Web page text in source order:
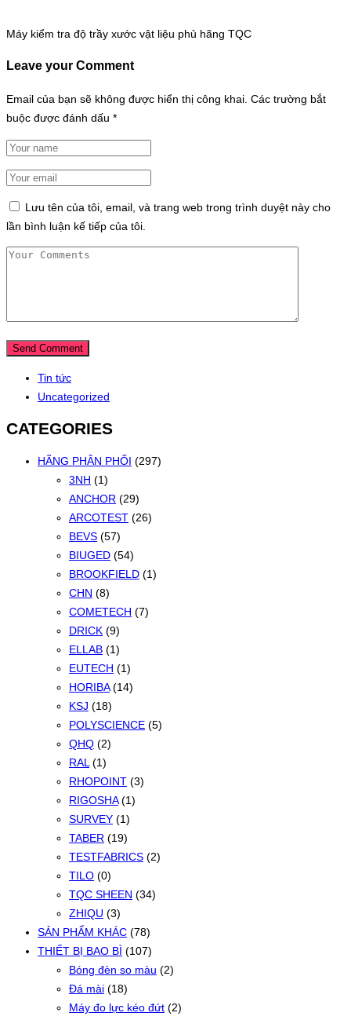
Máy kiểm tra độ trầy xước vật liệu phủ hãng TQC
Leave your Comment
Email của bạn sẽ không được hiển thị công khai. Các trường bắt
buộc được đánh dấu *
Lưu tên của tôi, email, và trang web trong trình duyệt này cho
lần bình luận kế tiếp của tôi.
Tin tức
Uncategorized
CATEGORIES
HÃNG PHÂN PHỐI (297)
3NH (1)
ANCHOR (29)
ARCOTEST (26)
BEVS (57)
BIUGED (54)
BROOKFIELD (1)
CHN (8)
COMETECH (7)
DRICK (9)
ELLAB (1)
EUTECH (1)
HORIBA (14)
KSJ (18)
POLYSCIENCE (5)
QHQ (2)
RAL (1)
RHOPOINT (3)
RIGOSHA (1)
SURVEY (1)
TABER (19)
TESTFABRICS (2)
TILO (0)
TQC SHEEN (34)
ZHIQU (3)
SẢN PHẨM KHÁC (78)
THIẾT BỊ BAO BÌ (107)
Bóng đèn so màu (2)
Đá mài (18)
Máy đo lực kéo đứt (2)